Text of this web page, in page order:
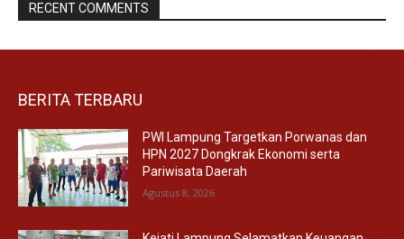
RECENT COMMENTS
BERITA TERBARU
PWI Lampung Targetkan Porwanas dan
HPN 2027 Dongkrak Ekonomi serta
Pariwisata Daerah
Agustus 8, 2026